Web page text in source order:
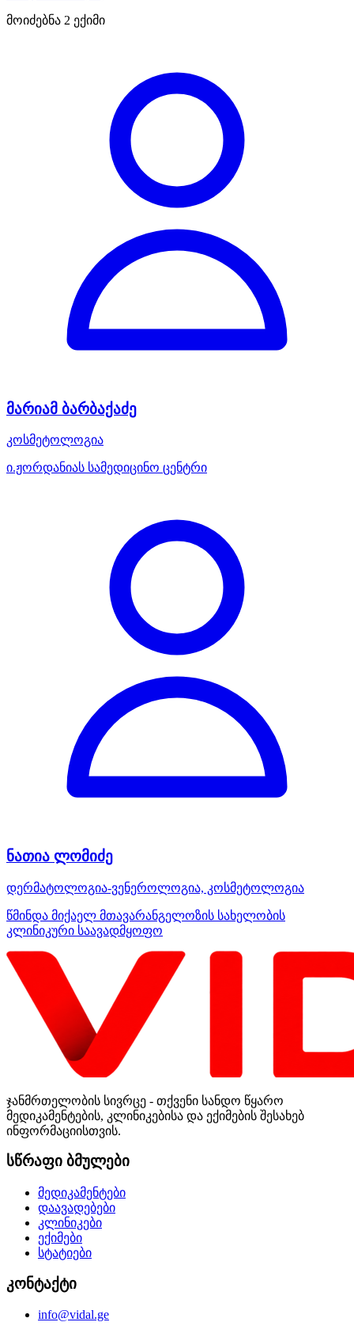
მოიძებნა 2 ექიმი
მარიამ ბარბაქაძე
კოსმეტოლოგია
ი.ჟორდანიას სამედიცინო ცენტრი
ნათია ლომიძე
დერმატოლოგია-ვენეროლოგია, კოსმეტოლოგია
წმინდა მიქაელ მთავარანგელოზის სახელობის
კლინიკური საავადმყოფო
ჯანმრთელობის სივრცე - თქვენი სანდო წყარო
მედიკამენტების, კლინიკებისა და ექიმების შესახებ
ინფორმაციისთვის.
სწრაფი ბმულები
მედიკამენტები
დაავადებები
კლინიკები
ექიმები
სტატიები
კონტაქტი
info@vidal.ge